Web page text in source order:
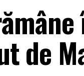
de